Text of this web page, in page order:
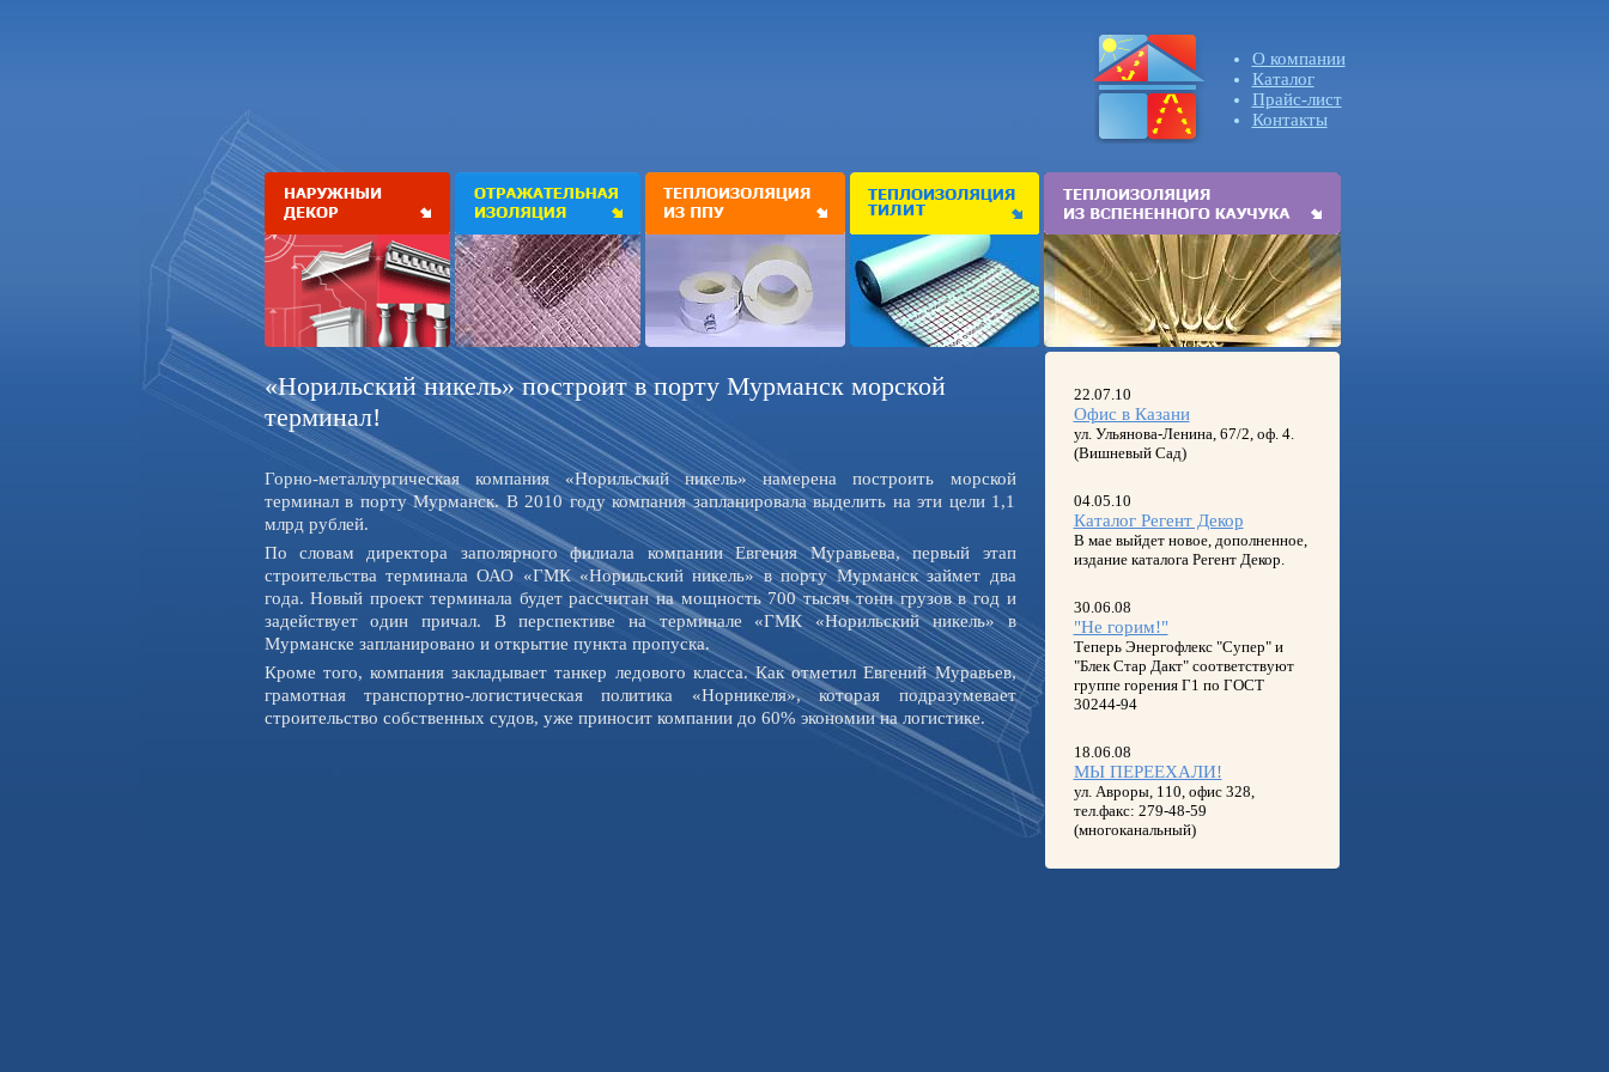
О компании
Каталог
Прайс-лист
Контакты
«Норильский никель» построит в порту Мурманск морской
терминал!
Горно-металлургическая компания «Норильский никель» намерена построить морской
терминал в порту Мурманск. В 2010 году компания запланировала выделить на эти цели 1,1
млрд рублей.
По словам директора заполярного филиала компании Евгения Муравьева, первый этап
строительства терминала ОАО «ГМК «Норильский никель» в порту Мурманск займет два
года. Новый проект терминала будет рассчитан на мощность 700 тысяч тонн грузов в год и
задействует один причал. В перспективе на терминале «ГМК «Норильский никель» в
Мурманске запланировано и открытие пункта пропуска.
Кроме того, компания закладывает танкер ледового класса. Как отметил Евгений Муравьев,
грамотная транспортно-логистическая политика «Норникеля», которая подразумевает
строительство собственных судов, уже приносит компании до 60% экономии на логистике.
22.07.10
Офис в Казани
ул. Ульянова-Ленина, 67/2, оф. 4.
(Вишневый Сад)
04.05.10
Каталог Регент Декор
В мае выйдет новое, дополненное,
издание каталога Регент Декор.
30.06.08
"Не горим!"
Теперь Энергофлекс "Супер" и
"Блек Стар Дакт" соответствуют
группе горения Г1 по ГОСТ
30244-94
18.06.08
МЫ ПЕРЕЕХАЛИ!
ул. Авроры, 110, офис 328,
тел.факс: 279-48-59
(многоканальный)